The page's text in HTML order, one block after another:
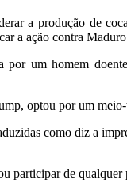
a produção de
a ação contra
por um homem
optou por um
como diz a
participar de